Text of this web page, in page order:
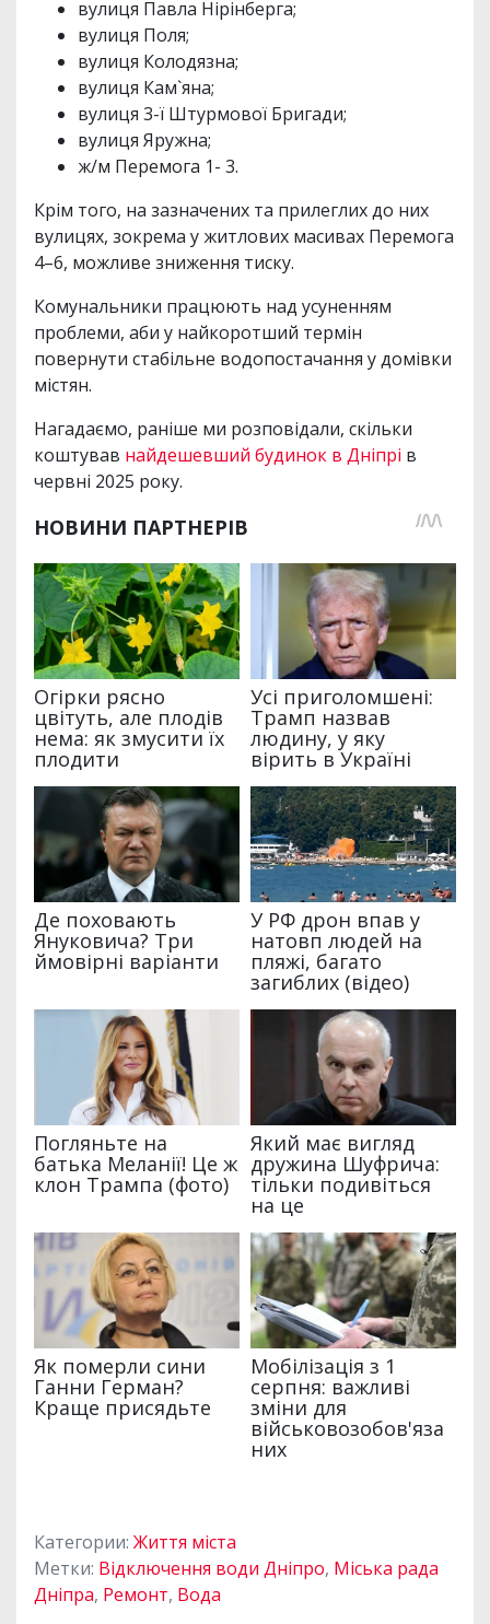
вулиця Павла Нірінберга;
вулиця Поля;
вулиця Колодязна;
вулиця Кам`яна;
вулиця 3-ї Штурмової Бригади;
вулиця Яружна;
ж/м Перемога 1- 3.
Крім того, на зазначених та прилеглих до них
вулицях, зокрема у житлових масивах Перемога
4–6, можливе зниження тиску.
Комунальники працюють над усуненням
проблеми, аби у найкоротший термін
повернути стабільне водопостачання у домівки
містян.
Нагадаємо, раніше ми розповідали, скільки
коштував найдешевший будинок в Дніпрі в
червні 2025 року.
Категории: Життя міста
Метки: Відключення води Дніпро, Міська рада
Дніпра, Ремонт, Вода